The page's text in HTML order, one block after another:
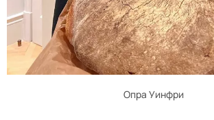
Опра Уинфри